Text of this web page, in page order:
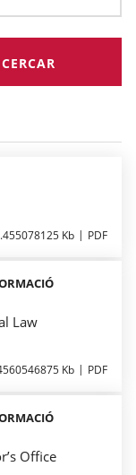
Kb PDF
Law
Kb PDF
Office